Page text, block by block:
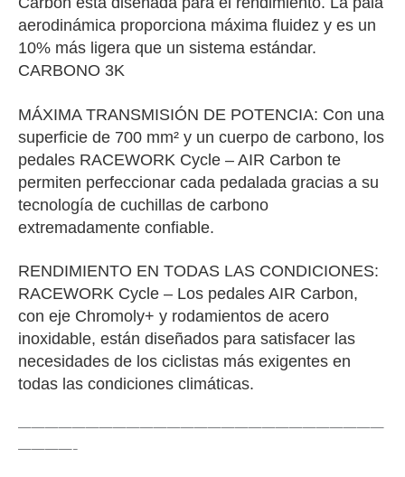
aerodinámica proporciona máxima fluidez y es un
10% más ligera que un sistema estándar.
CARBONO 3K
MÁXIMA TRANSMISIÓN DE POTENCIA: Con una
superficie de 700 mm² y un cuerpo de carbono, los
pedales RACEWORK Cycle – AIR Carbon te
permiten perfeccionar cada pedalada gracias a su
tecnología de cuchillas de carbono
extremadamente confiable.
RENDIMIENTO EN TODAS LAS CONDICIONES:
RACEWORK Cycle – Los pedales AIR Carbon,
con eje Chromoly+ y rodamientos de acero
inoxidable, están diseñados para satisfacer las
necesidades de los ciclistas más exigentes en
todas las condiciones climáticas.
———————————————————————————
————-